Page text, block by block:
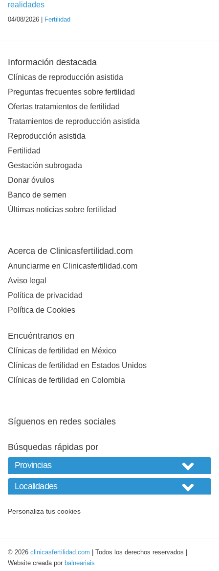
realidades
04/08/2026 | Fertilidad
Información destacada
Clínicas de reproducción asistida
Preguntas frecuentes sobre fertilidad
Ofertas tratamientos de fertilidad
Tratamientos de reproducción asistida
Reproducción asistida
Fertilidad
Gestación subrogada
Donar óvulos
Banco de semen
Últimas noticias sobre fertilidad
Acerca de Clinicasfertilidad.com
Anunciarme en Clinicasfertilidad.com
Aviso legal
Política de privacidad
Política de Cookies
Encuéntranos en
Clínicas de fertilidad en México
Clínicas de fertilidad en Estados Unidos
Clínicas de fertilidad en Colombia
Síguenos en redes sociales
Búsquedas rápidas por
Personaliza tus cookies
© 2026 clinicasfertilidad.com | Todos los derechos reservados |
Website creada por balneariais